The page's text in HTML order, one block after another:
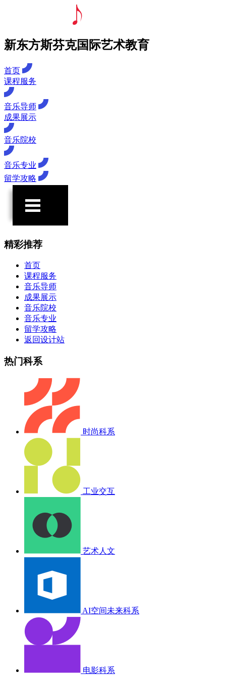
新东方斯芬克国际艺术教育
首页
课程服务
音乐导师
成果展示
音乐院校
音乐专业
留学攻略
精彩推荐
首页
课程服务
音乐导师
成果展示
音乐院校
音乐专业
留学攻略
返回设计站
热门科系
时尚科系
工业交互
艺术人文
AI空间未来科系
电影科系